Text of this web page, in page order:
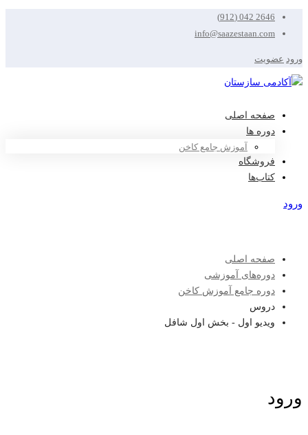
2646 042 (912)
info@saazestaan.com
ورود عضویت
صفحه اصلی
دوره ها
آموزش جامع کاخن
فروشگاه
کتاب‌ها
ورود
صفحه اصلی
دوره‌های آموزشی
دوره جامع آموزش کاخن
دروس
ویدیو اول - بخش اول شافل
ورود